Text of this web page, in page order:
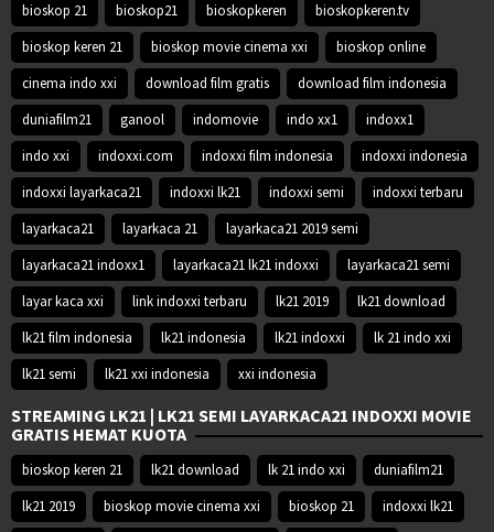
bioskop 21 bioskop21 bioskopkeren
bioskopkeren.tv
bioskop keren 21
bioskop movie cinema xxi
bioskop online
cinema indo xxi
download film gratis
download film indonesia
duniafilm21
ganool indomovie indo xx1
indoxx1
indo xxi
indoxxi.com indoxxi film indonesia
indoxxi indonesia
indoxxi layarkaca21
indoxxi lk21 indoxxi semi
indoxxi terbaru
layarkaca21
layarkaca 21
layarkaca21 2019 semi
layarkaca21 indoxx1
layarkaca21 lk21 indoxxi
layarkaca21 semi
layar kaca xxi
link indoxxi terbaru lk21 2019
lk21 download
lk21 film indonesia
lk21 indonesia lk21 indoxxi
lk 21 indo xxi
lk21 semi
lk21 xxi indonesia xxi indonesia
STREAMING LK21 | LK21 SEMI LAYARKACA21 INDOXXI MOVIE
GRATIS HEMAT KUOTA
bioskop keren 21 lk21 download lk 21 indo xxi
duniafilm21
lk21 2019
bioskop movie cinema xxi bioskop 21
indoxxi lk21